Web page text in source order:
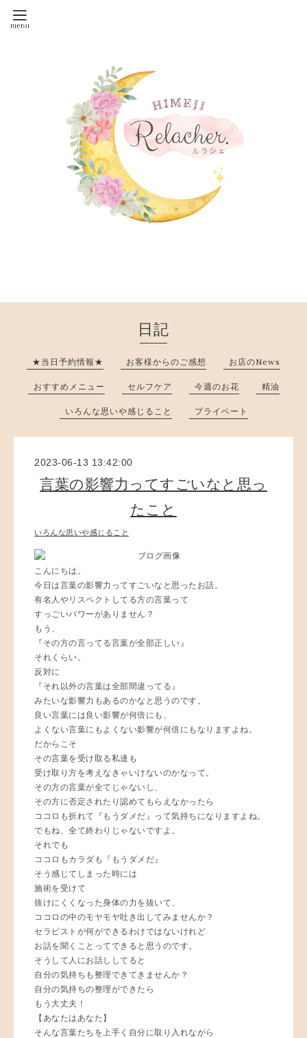
日記
★当日予約情報★ お客様からのご感想 お店のNews
おすすめメニュー セルフケア 今週のお花 精油
いろんな思いや感じること プライベート
2023-06-13 13:42:00
言葉の影響力ってすごいなと思っ
たこと
いろんな思いや感じること
こんにちは。
今日は言葉の影響力ってすごいなと思ったお話。
有名人やリスペクトしてる方の言葉って
すっごいパワーがありません？
もう、
『その方の言ってる言葉が全部正しい』
それくらい。
反対に
『それ以外の言葉は全部間違ってる』
みたいな影響力もあるのかなと思うのです。
良い言葉には良い影響が何倍にも、
よくない言葉にもよくない影響が何倍にもなりますよね。
だからこそ
その言葉を受け取る私達も
受け取り方を考えなきゃいけないのかなって。
その方の言葉が全てじゃないし、
その方に否定されたり認めてもらえなかったら
ココロも折れて『もうダメだ』って気持ちになりますよね。
でもね、全て終わりじゃないですよ。
それでも
ココロもカラダも『もうダメだ』
そう感じてしまった時には
施術を受けて
抜けにくくなった身体の力を抜いて、
ココロの中のモヤモヤ吐き出してみませんか？
セラピストが何ができるわけではないけれど
お話を聞くことってできると思うのです。
そうして人にお話ししてると
自分の気持ちも整理できてきませんか？
自分の気持ちの整理ができたら
もう大丈夫！
【あなたはあなた】
そんな言葉たちを上手く自分に取り入れながら